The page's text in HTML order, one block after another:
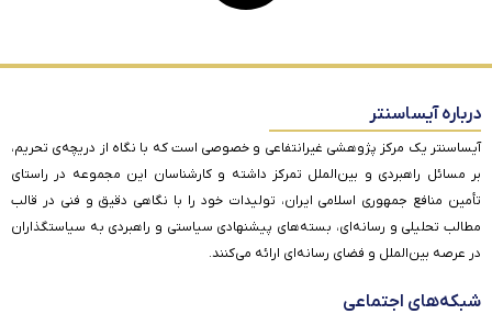
درباره آیساسنتر
آیساسنتر یک مرکز پژوهشی غیرانتفاعی و خصوصی است که با نگاه از دریچه‌ی تحریم،
بر مسائل راهبردی و بین‌الملل تمرکز داشته و کارشناسان این مجموعه در راستای
تأمین منافع جمهوری اسلامی ایران، تولیدات خود را با نگاهی دقیق و فنی در قالب
مطالب تحلیلی و رسانه‌ای، بسته‌های پیشنهادی سیاستی و راهبردی به سیاستگذاران
در عرصه بین‌الملل و فضای رسانه‌ای ارائه می‌کنند.
شبکه‌های اجتماعی